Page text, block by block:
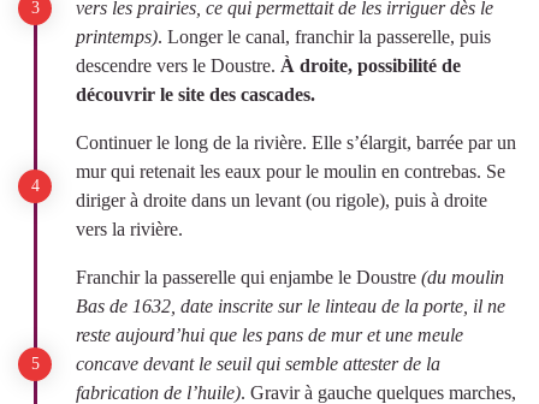
vers les prairies, ce qui permettait de les irriguer dès le
printemps). Longer le canal, franchir la passerelle, puis
descendre vers le Doustre. À droite, possibilité de
découvrir le site des cascades.
Continuer le long de la rivière. Elle s’élargit, barrée par un
mur qui retenait les eaux pour le moulin en contrebas. Se
diriger à droite dans un levant (ou rigole), puis à droite
vers la rivière.
Franchir la passerelle qui enjambe le Doustre (du moulin
Bas de 1632, date inscrite sur le linteau de la porte, il ne
reste aujourd’hui que les pans de mur et une meule
concave devant le seuil qui semble attester de la
fabrication de l’huile). Gravir à gauche quelques marches,